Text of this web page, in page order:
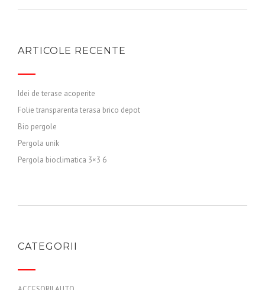
ARTICOLE RECENTE
Idei de terase acoperite
Folie transparenta terasa brico depot
Bio pergole
Pergola unik
Pergola bioclimatica 3×3 6
CATEGORII